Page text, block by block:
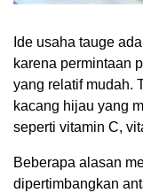
Ide usaha tauge
karena permintaan
yang relatif mudah.
kacang hijau yang
seperti vitamin C,
Beberapa alasan
dipertimbangkan